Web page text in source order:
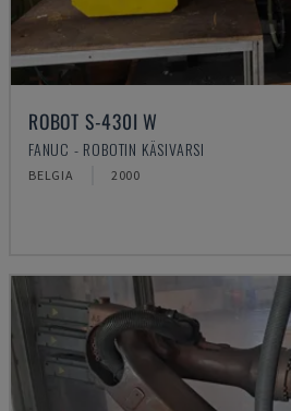
ROBOT S-430I W
FANUC - ROBOTIN KÄSIVARSI
BELGIA 2000